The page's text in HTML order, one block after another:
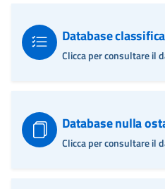
Database
Clicca per consultare il
Database nulla
Clicca per consultare il